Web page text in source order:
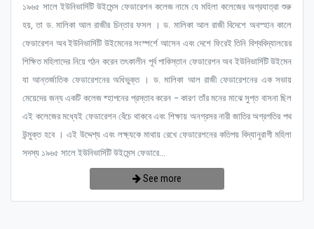
১৯৬৫ সালে ইউনিভার্সিটি উইমেন্স ফেডারেশন কলেজ নামে যে মহিলা কলেজের অগ্রযাত্রা শুরু
হয়, তা ড. মালিকা আল রাজীর চিন্তার ফসল । ড. মালিকা আল রাজী বিদেশে অবস্হান কালে
ফেডারেশন অব ইউনিভার্সিটি উইমেনের সংস্পর্শে আসেন এবং দেশে ফিরেই তিনি বিশ্ববিদ্যালয়ের
শিক্ষিত মহিলাদের নিয়ে গঠন করেন তৎকালীন পূর্ব পাকিস্তান ফেডারেশন অব ইউনিভার্সিটি উইমেন
যা আন্তর্জাতিক ফেডারেশনের অধিভুক্ত । ড. মালিকা আল রাজী ফেডারেশনের এক সভায়
মেয়েদের জন্য একটি কলেজ ষ্হাপনের প্রস্তাব করেন – কারণ তাঁর মনের মাঝে সুপ্ত বাসনা ছিল
এই কলেজের মধ্যেই ফেডারেশন বেঁচে থাকবে এবং শিক্ষায় অনগ্রসর নারী জাতির অগ্রগতির পথ
উন্মুক্ত হবে । এই উদ্দেশ্য এবং লক্ষ্যকে মাথায় রেখে ফেডারেশনের কতিপয় বিদ্যানুরাগী মহিলা
সদস্য ১৯৬৫ সালে ইউনিভার্সিটি উইমেন্স ফেডারে...
See more